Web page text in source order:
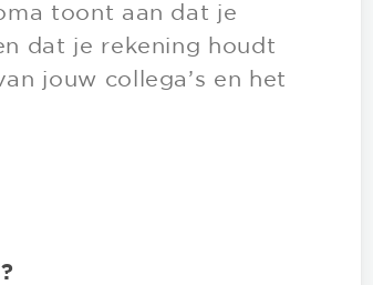
toont aan dat je
dat je rekening houdt
jouw collega’s en het